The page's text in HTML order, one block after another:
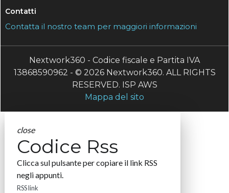
Contatti
Contatta il nostro team per maggiori informazioni
Nextwork360 - Codice fiscale e Partita IVA
13868590962 - © 2026 Nextwork360. ALL RIGHTS
RESERVED. ISP AWS
Mappa del sito
close
Codice Rss
Clicca sul pulsante per copiare il link RSS
negli appunti.
RSS link